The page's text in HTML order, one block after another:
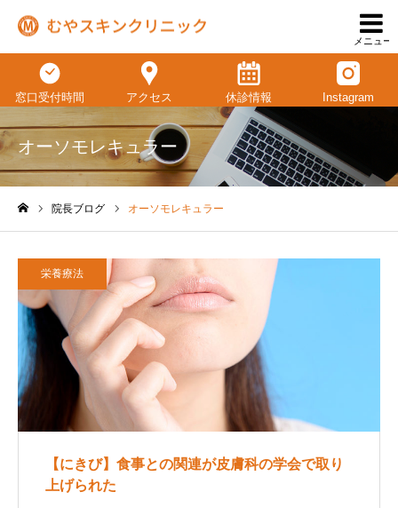
メニュー
窓口受付時間 アクセス 休診情報 Instagram
オーソモレキュラー
院長ブログ オーソモレキュラー
栄養療法
【にきび】食事との関連が皮膚科の学会で取り
上げられた